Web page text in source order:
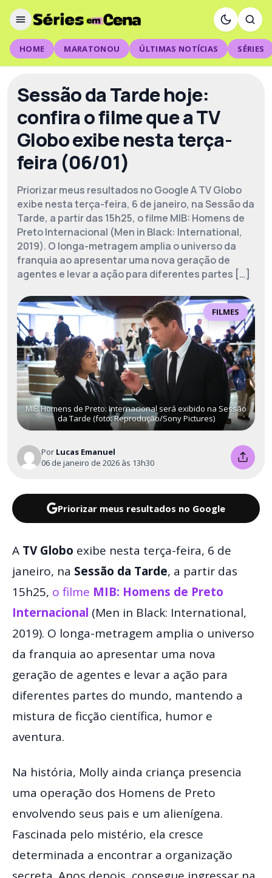
HOME MARATONOU ÚLTIMAS NOTÍCIAS SÉRIES
Sessão da Tarde hoje:
confira o filme que a TV
Globo exibe nesta terça-
feira (06/01)
Priorizar meus resultados no Google A TV Globo
exibe nesta terça-feira, 6 de janeiro, na Sessão da
Tarde, a partir das 15h25, o filme MIB: Homens de
Preto Internacional (Men in Black: International,
2019). O longa-metragem amplia o universo da
franquia ao apresentar uma nova geração de
agentes e levar a ação para diferentes partes […]
FILMES
MIB Homens de Preto: Internacional será exibido na Sessão
da Tarde (foto: Reprodução/Sony Pictures)
Por Lucas Emanuel
06 de janeiro de 2026 às 13h30
Priorizar meus resultados no Google
A TV Globo exibe nesta terça-feira, 6 de
janeiro, na Sessão da Tarde, a partir das
15h25, o filme MIB: Homens de Preto
Internacional (Men in Black: International,
2019). O longa-metragem amplia o universo
da franquia ao apresentar uma nova
geração de agentes e levar a ação para
diferentes partes do mundo, mantendo a
mistura de ficção científica, humor e
aventura.
Na história, Molly ainda criança presencia
uma operação dos Homens de Preto
envolvendo seus pais e um alienígena.
Fascinada pelo mistério, ela cresce
determinada a encontrar a organização